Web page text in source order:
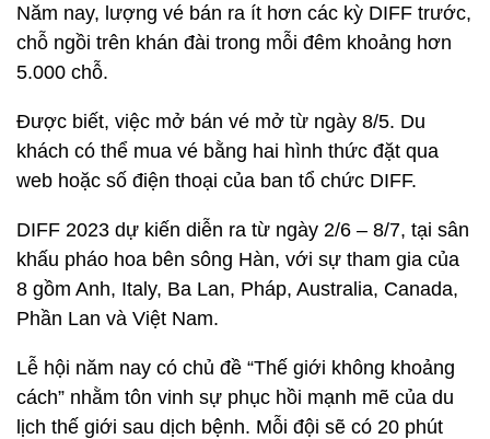
Năm nay, lượng vé bán ra ít hơn các kỳ DIFF trước,
chỗ ngồi trên khán đài trong mỗi đêm khoảng hơn
5.000 chỗ.
Được biết, việc mở bán vé mở từ ngày 8/5. Du
khách có thể mua vé bằng hai hình thức đặt qua
web hoặc số điện thoại của ban tổ chức DIFF.
DIFF 2023 dự kiến diễn ra từ ngày 2/6 – 8/7, tại sân
khấu pháo hoa bên sông Hàn, với sự tham gia của
8 gồm Anh, Italy, Ba Lan, Pháp, Australia, Canada,
Phần Lan và Việt Nam.
Lễ hội năm nay có chủ đề “Thế giới không khoảng
cách” nhằm tôn vinh sự phục hồi mạnh mẽ của du
lịch thế giới sau dịch bệnh. Mỗi đội sẽ có 20 phút